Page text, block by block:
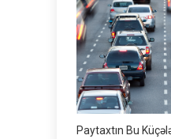
Paytaxtın Bu